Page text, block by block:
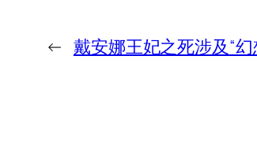
← 戴安娜王妃之死涉及“